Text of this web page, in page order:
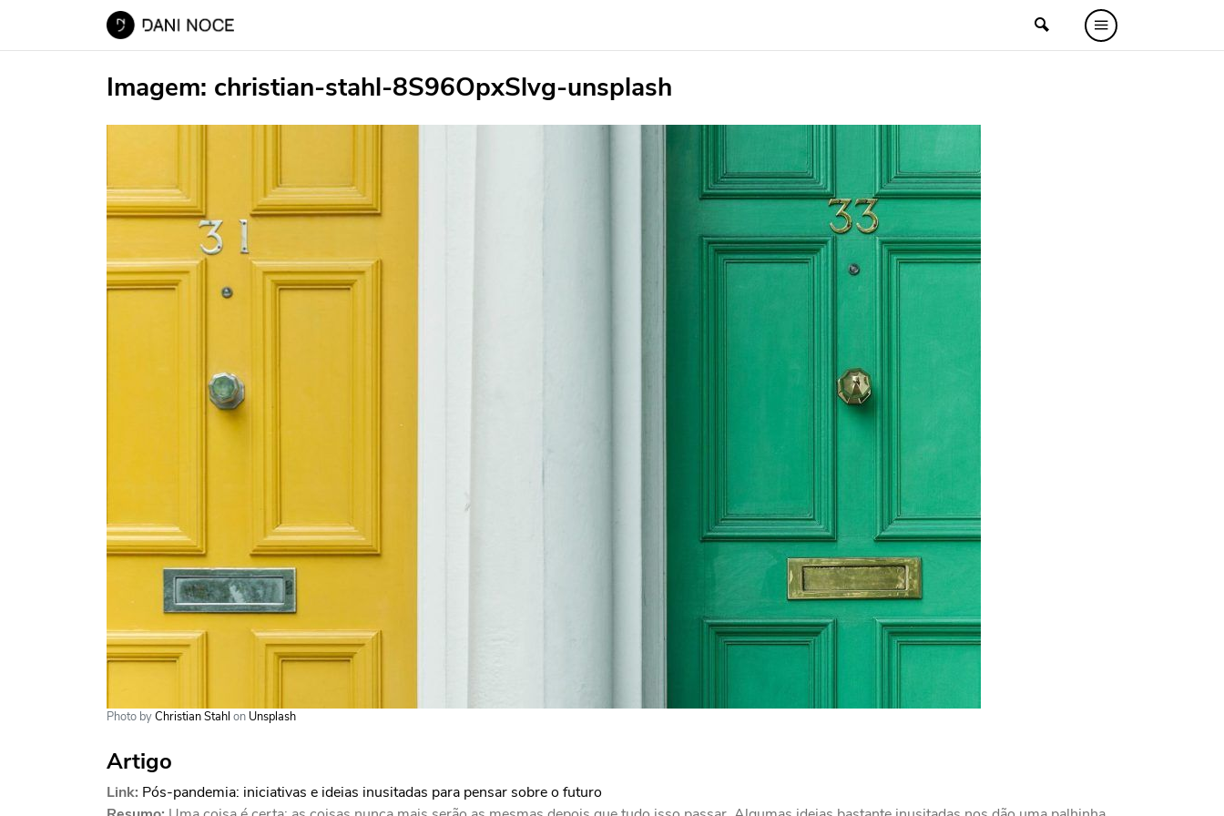
Imagem: christian-stahl-8S96OpxSlvg-unsplash
Photo byChristian Stahl on Unsplash
Artigo
Link: Pós-pandemia: iniciativas e ideias inusitadas para pensar sobre o futuro